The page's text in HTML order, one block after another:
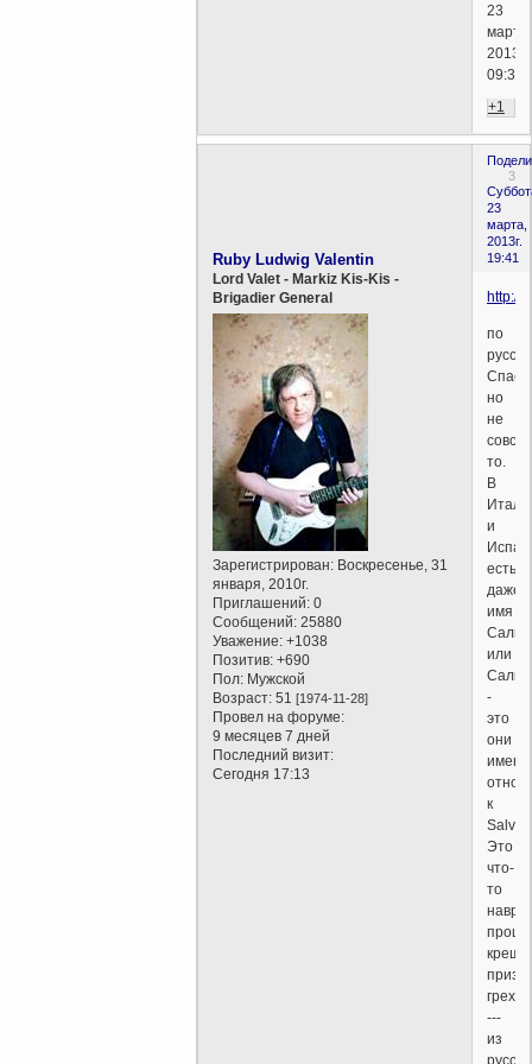
23
марта,
2013г.
09:32)
+1
3
23
марта,
2013г.
19:41
Ruby Ludwig Valentin
Lord Valet - Markiz Kis-Kis -
Brigadier General
Зарегистрирован: Воскресенье, 31
января, 2010г.
Приглашений: 0
Сообщений: 25880
Уважение: +1038
Позитив: +690
Пол: Мужской
Возраст: 51[1974-11-28]
Провел на форуме:
9 месяцев 7 дней
Последний визит:
Сегодня 17:13
http://
по
русски
но
не
то.
В
и
есть
даже
имя
или
-
это
они
имеют
к
Это
что-
то
---
из